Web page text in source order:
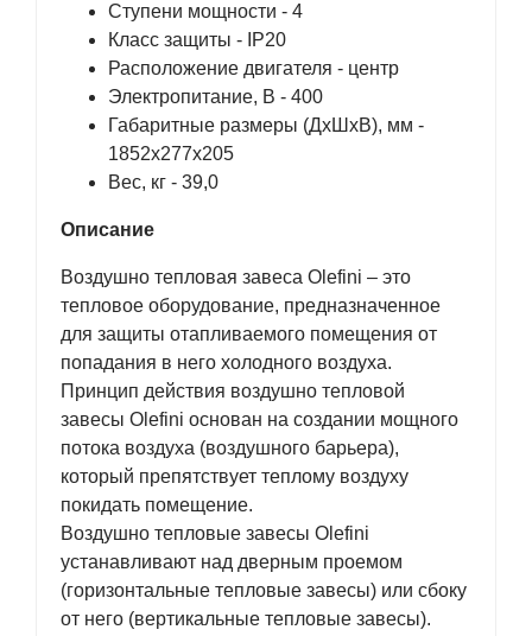
Ступени мощности - 4
Класс защиты - IP20
Расположение двигателя - центр
Электропитание, В - 400
Габаритные размеры (ДxШxВ), мм -
1852x277x205
Вес, кг - 39,0
Описание
Воздушно тепловая завеса Olefini – это
тепловое оборудование, предназначенное
для защиты отапливаемого помещения от
попадания в него холодного воздуха.
Принцип действия воздушно тепловой
завесы Olefini основан на создании мощного
потока воздуха (воздушного барьера),
который препятствует теплому воздуху
покидать помещение.
Воздушно тепловые завесы Olefini
устанавливают над дверным проемом
(горизонтальные тепловые завесы) или сбоку
от него (вертикальные тепловые завесы).